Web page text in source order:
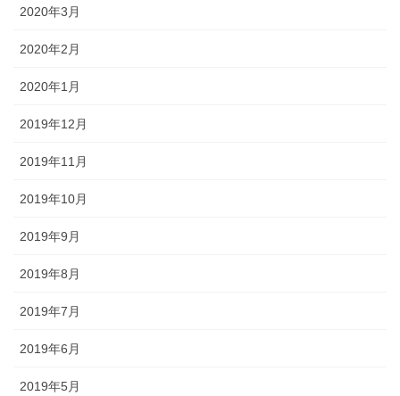
2020年3月
2020年2月
2020年1月
2019年12月
2019年11月
2019年10月
2019年9月
2019年8月
2019年7月
2019年6月
2019年5月